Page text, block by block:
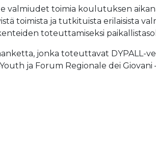
valmiudet toimia koulutuksen
toimista ja tutkituista erilaisista
toteuttamiseksi
jonka toteuttavat DYPALL-
ja Forum Regionale dei Giovani